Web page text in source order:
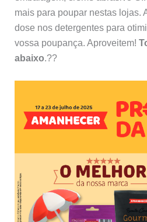
mais para poupar nestas lojas.
dose nos detergentes para
vossa poupança. Aproveitem!
abaixo.??